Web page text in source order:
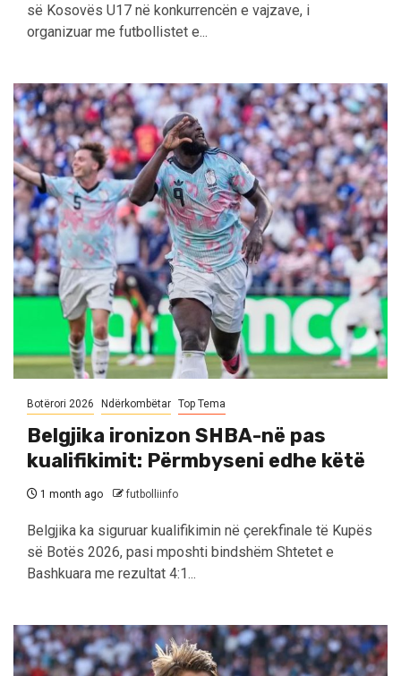
së Kosovës U17 në konkurrencën e vajzave, i
organizuar me futbollistet e...
Botërori 2026 Ndërkombëtar Top Tema
Belgjika ironizon SHBA-në pas
kualifikimit: Përmbyseni edhe këtë
1 month ago futbolliinfo
Belgjika ka siguruar kualifikimin në çerekfinale të Kupës
së Botës 2026, pasi mposhti bindshëm Shtetet e
Bashkuara me rezultat 4:1...